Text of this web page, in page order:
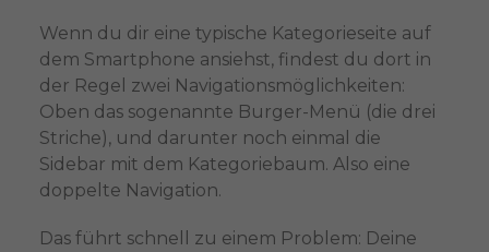
Wenn du dir eine typische Kategorieseite auf
dem Smartphone ansiehst, findest du dort in
der Regel zwei Navigationsmöglichkeiten:
Oben das sogenannte Burger-Menü (die drei
Striche), und darunter noch einmal die
Sidebar mit dem Kategoriebaum. Also eine
doppelte Navigation.
Das führt schnell zu einem Problem: Deine